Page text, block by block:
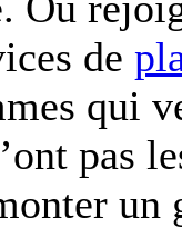
de
qui
pas
un